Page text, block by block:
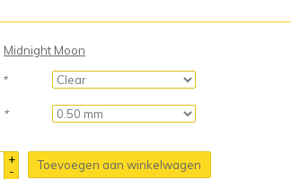
Midnight Moon
*
*
+
-
Toevoegen aan winkelwagen